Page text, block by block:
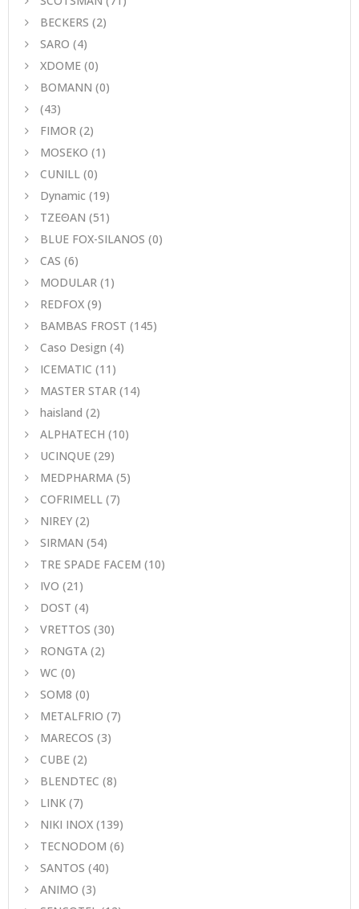
BECKERS (2)
SARO (4)
XDOME (0)
BOMANN (0)
(43)
FIMOR (2)
MOSEKO (1)
CUNILL (0)
Dynamic (19)
ΤΖΕΘΑΝ (51)
BLUE FOX-SILANOS (0)
CAS (6)
MODULAR (1)
REDFOX (9)
BAMBAS FROST (145)
Caso Design (4)
ICEMATIC (11)
MASTER STAR (14)
haisland (2)
ALPHATECH (10)
UCINQUE (29)
MEDPHARMA (5)
COFRIMELL (7)
NIREY (2)
SIRMAN (54)
TRE SPADE FACEM (10)
IVO (21)
DOST (4)
VRETTOS (30)
RONGTA (2)
WC (0)
SOM8 (0)
METALFRIO (7)
MARECOS (3)
CUBE (2)
BLENDTEC (8)
LINK (7)
NIKI INOX (139)
TECNODOM (6)
SANTOS (40)
ANIMO (3)